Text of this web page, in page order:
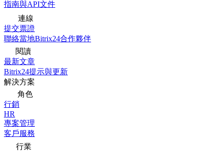
指南與API文件
連線
提交票證
聯絡當地Bitrix24合作夥伴
閱讀
最新文章
Bitrix24提示與更新
解決方案
角色
行銷
HR
專案管理
客戶服務
行業